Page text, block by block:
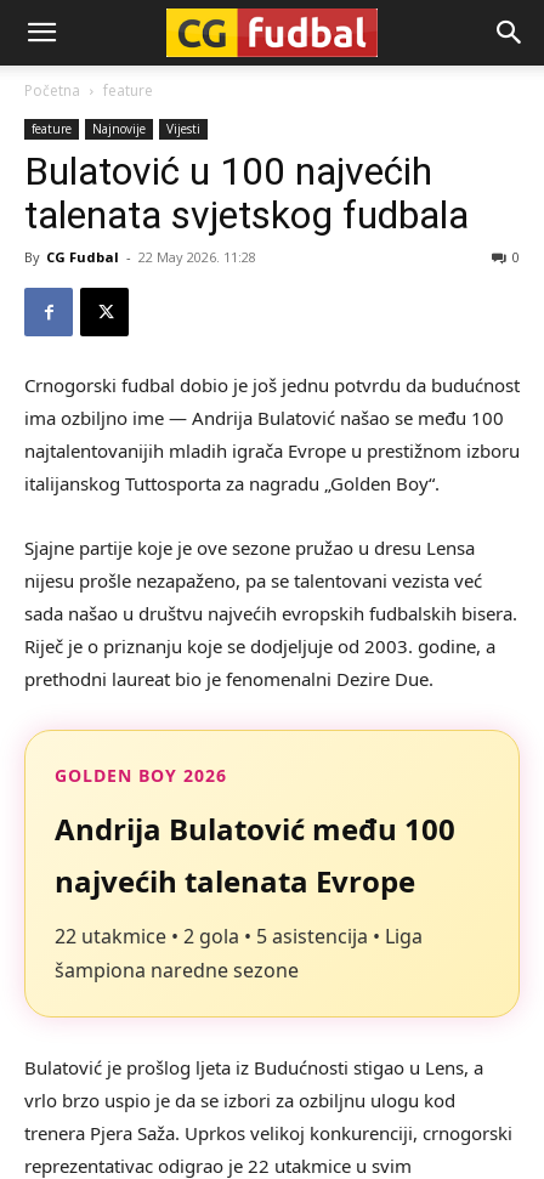
CG-
Fudbal
Početna feature
feature Najnovije Vijesti
Bulatović u 100 najvećih
talenata svjetskog fudbala
By CG Fudbal - 22 May 2026. 11:28 0
Crnogorski fudbal dobio je još jednu potvrdu da budućnost
ima ozbiljno ime — Andrija Bulatović našao se među 100
najtalentovanijih mladih igrača Evrope u prestižnom izboru
italijanskog Tuttosporta za nagradu „Golden Boy“.
Sjajne partije koje je ove sezone pružao u dresu Lensa
nijesu prošle nezapaženo, pa se talentovani vezista već
sada našao u društvu najvećih evropskih fudbalskih bisera.
Riječ je o priznanju koje se dodjeljuje od 2003. godine, a
prethodni laureat bio je fenomenalni Dezire Due.
GOLDEN BOY 2026
Andrija Bulatović među 100
najvećih talenata Evrope
22 utakmice • 2 gola • 5 asistencija • Liga
šampiona naredne sezone
Bulatović je prošlog ljeta iz Budućnosti stigao u Lens, a
vrlo brzo uspio je da se izbori za ozbiljnu ulogu kod
trenera Pjera Saža. Uprkos velikoj konkurenciji, crnogorski
reprezentativac odigrao je 22 utakmice u svim